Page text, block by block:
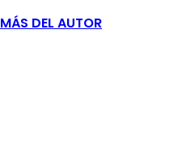
MÁS DEL AUTOR